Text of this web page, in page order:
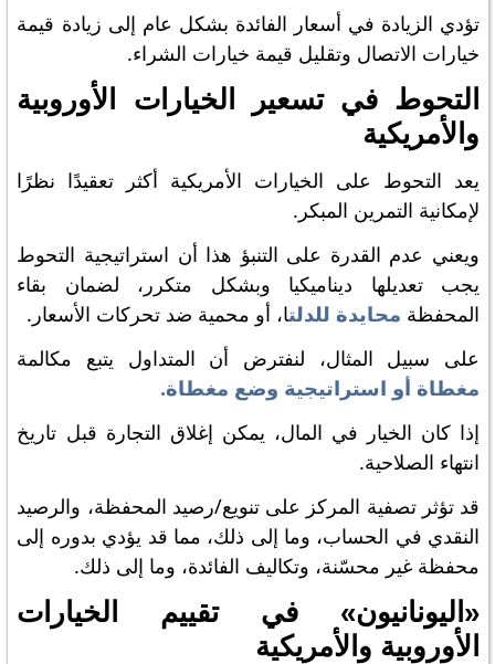
تؤدي الزيادة في أسعار الفائدة بشكل عام إلى زيادة قيمة
خيارات الاتصال وتقليل قيمة خيارات الشراء.
التحوط في تسعير الخيارات الأوروبية
والأمريكية
يعد التحوط على الخيارات الأمريكية أكثر تعقيدًا نظرًا
لإمكانية التمرين المبكر.
ويعني عدم القدرة على التنبؤ هذا أن استراتيجية التحوط
يجب تعديلها ديناميكيا وبشكل متكرر، لضمان بقاء
المحفظة محايدة للدلتا، أو محمية ضد تحركات الأسعار.
على سبيل المثال، لنفترض أن المتداول يتبع مكالمة
مغطاة أو استراتيجية وضع مغطاة.
إذا كان الخيار في المال، يمكن إغلاق التجارة قبل تاريخ
انتهاء الصلاحية.
قد تؤثر تصفية المركز على تنويع/رصيد المحفظة، والرصيد
النقدي في الحساب، وما إلى ذلك، مما قد يؤدي بدوره إلى
محفظة غير محسّنة، وتكاليف الفائدة، وما إلى ذلك.
«اليونانيون» في تقييم الخيارات
الأوروبية والأمريكية